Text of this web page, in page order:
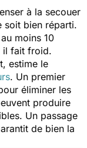
à la secouer
soit bien réparti.
moins 10
il fait froid.
estime le
. Un premier
éliminer les
produire
Un passage
de bien la